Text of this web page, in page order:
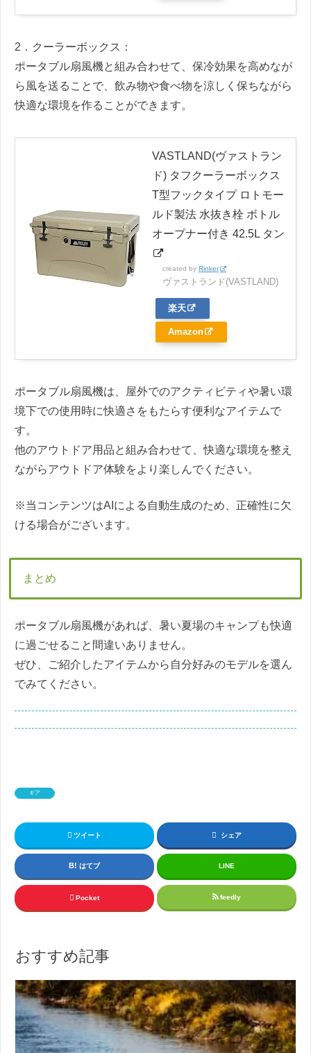
2．クーラーボックス：
ポータブル扇風機と組み合わせて、保冷効果を高めなが
ら風を送ることで、飲み物や食べ物を涼しく保ちながら
快適な環境を作ることができます。
VASTLAND(ヴァストラン
ド) タフクーラーボックス
T型フックタイプ ロトモー
ルド製法 水抜き栓 ボトル
オープナー付き 42.5L タン
created by Rinker
ヴァストランド(VASTLAND)
楽天
Amazon
ポータブル扇風機は、屋外でのアクティビティや暑い環
境下での使用時に快適さをもたらす便利なアイテムで
す。
他のアウトドア用品と組み合わせて、快適な環境を整え
ながらアウトドア体験をより楽しんでください。
※当コンテンツはAIによる自動生成のため、正確性に欠
ける場合がございます。
まとめ
ポータブル扇風機があれば、暑い夏場のキャンプも快適
に過ごせること間違いありません。
ぜひ、ご紹介したアイテムから自分好みのモデルを選ん
でみてください。
ギア
ツイート シェア
はてブ LINE
Pocket feedly
おすすめ記事